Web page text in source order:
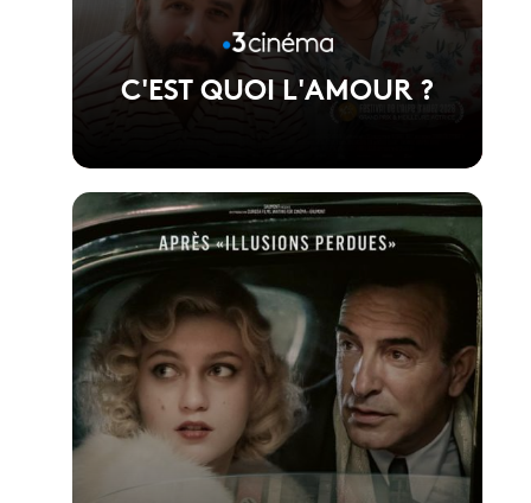
C'EST QUOI L'AMOUR ?
Réalisé par Fabien Gorgeart